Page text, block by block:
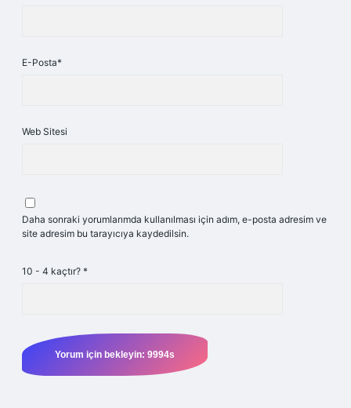
E-Posta*
Web Sitesi
Daha sonraki yorumlarımda kullanılması için adım, e-posta adresim ve
site adresim bu tarayıcıya kaydedilsin.
10 - 4 kaçtır? *